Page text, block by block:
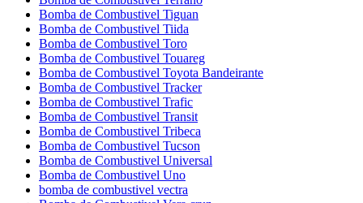
Bomba de Combustivel Tiguan
Bomba de Combustivel Tiida
Bomba de Combustivel Toro
Bomba de Combustivel Touareg
Bomba de Combustivel Toyota Bandeirante
Bomba de Combustivel Tracker
Bomba de Combustivel Trafic
Bomba de Combustivel Transit
Bomba de Combustivel Tribeca
Bomba de Combustivel Tucson
Bomba de Combustivel Universal
Bomba de Combustivel Uno
bomba de combustivel vectra